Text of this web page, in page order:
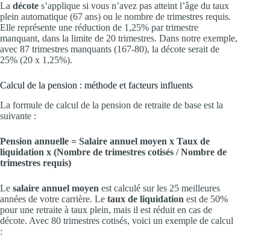
La décote s’applique si vous n’avez pas atteint l’âge du taux
plein automatique (67 ans) ou le nombre de trimestres requis.
Elle représente une réduction de 1,25% par trimestre
manquant, dans la limite de 20 trimestres. Dans notre exemple,
avec 87 trimestres manquants (167-80), la décote serait de
25% (20 x 1,25%).
Calcul de la pension : méthode et facteurs influents
La formule de calcul de la pension de retraite de base est la
suivante :
Pension annuelle = Salaire annuel moyen x Taux de
liquidation x (Nombre de trimestres cotisés / Nombre de
trimestres requis)
Le salaire annuel moyen est calculé sur les 25 meilleures
années de votre carrière. Le taux de liquidation est de 50%
pour une retraite à taux plein, mais il est réduit en cas de
décote. Avec 80 trimestres cotisés, voici un exemple de calcul
: